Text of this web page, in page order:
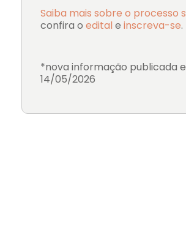
Saiba mais sobre o processo
confira o edital e inscreva-se.
*nova informação publicada
14/05/2026